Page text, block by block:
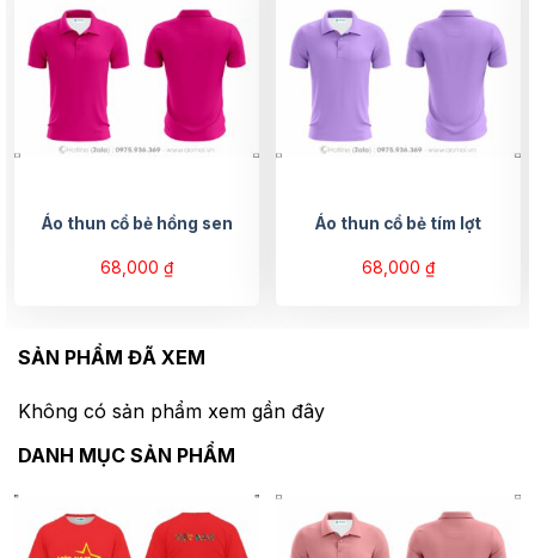
Áo thun cổ bẻ hồng sen
68,000 ₫
Áo thun cổ bẻ tím lợt
68,000 ₫
SẢN PHẨM ĐÃ XEM
Không có sản phẩm xem gần đây
DANH MỤC SẢN PHẨM